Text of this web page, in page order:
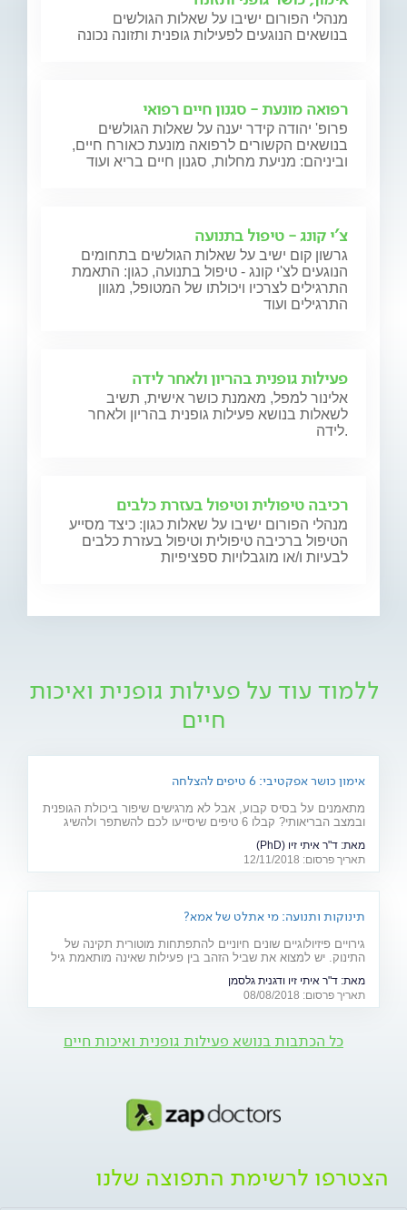
מנהלי הפורום ישיבו על שאלות הגולשים
בנושאים הנוגעים לפעילות גופנית ותזונה נכונה
רפואה מונעת - סגנון חיים רפואי
פרופ' יהודה קידר יענה על שאלות הגולשים
בנושאים הקשורים לרפואה מונעת כאורח חיים,
וביניהם: מניעת מחלות, סגנון חיים בריא ועוד
צ'י קונג - טיפול בתנועה
גרשון קום ישיב על שאלות הגולשים בתחומים
הנוגעים לצ'י קונג - טיפול בתנועה, כגון: התאמת
התרגילים לצרכיו ויכולתו של המטופל, מגוון
התרגילים ועוד
פעילות גופנית בהריון ולאחר לידה
אלינור למפל, מאמנת כושר אישית, תשיב
לשאלות בנושא פעילות גופנית בהריון ולאחר
לידה.
רכיבה טיפולית וטיפול בעזרת כלבים
מנהלי הפורום ישיבו על שאלות כגון: כיצד מסייע
הטיפול ברכיבה טיפולית וטיפול בעזרת כלבים
לבעיות ו/או מוגבלויות ספציפיות
ללמוד עוד על פעילות גופנית ואיכות
חיים
אימון כושר אפקטיבי: 6 טיפים להצלחה
מתאמנים על בסיס קבוע, אבל לא מרגישים שיפור ביכולת הגופנית
ובמצב הבריאותי? קבלו 6 טיפים שיסייעו לכם להשתפר ולהשיג
מאת: ד"ר איתי זיו (PhD)
תאריך פרסום: 12/11/2018
תינוקות ותנועה: מי אתלט של אמא?
גירויים פיזיולוגיים שונים חיוניים להתפתחות מוטורית תקינה של
התינוק. יש למצוא את שביל הזהב בין פעילות שאינה מותאמת גיל
"בטטת כורסה". למקומות, היכון - זחל!
מאת: ד"ר איתי זיו ודגנית גלסמן
תאריך פרסום: 08/08/2018
כל הכתבות בנושא פעילות גופנית ואיכות חיים
הצטרפו לרשימת התפוצה שלנו